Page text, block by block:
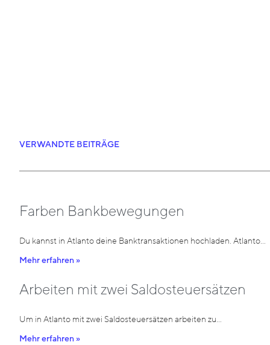
VERWANDTE BEITRÄGE
Farben Bankbewegungen
Du kannst in Atlanto deine Banktransaktionen hochladen. Atlanto…
Mehr erfahren »
Arbeiten mit zwei Saldosteuersätzen
Um in Atlanto mit zwei Saldosteuersätzen arbeiten zu…
Mehr erfahren »